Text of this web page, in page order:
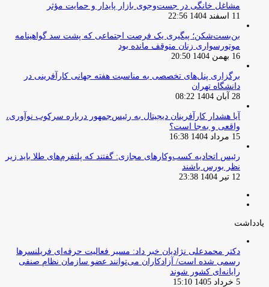
مشاغل خانگی در جست‌وجوی بازار پایدار و حمایت مؤثر
11 اسفند 1404 22:56
بن‌بست‌شکن؛ پیگیری یک فرصت اجتماعی که پشت سد گواهینامه
موتورسواری زنان متوقف مانده بود
16 بهمن 1404 20:50
برگزاری پنل‌های تخصصی به مناسبت هفته جهانی کارآفرینی در
دانشگاه تهران
28 آبان 1404 08:22
آیا هشدار کارآفرینان دیجیتال به رئیس‌جمهور درباره سرکوب نوآوری،
واقعی و به‌جا است؟
15 مرداد 1404 16:38
‏رئیس اتحادیه کسب‌وکارهای مجازی: گفتند که پلتفرم‌های طلا باید زیر
نظر بورس باشند
12 تیر 1404 23:38
یادداشت
دکتر محمدعلی نژادیان خبر داد: مسیر فعالیت حرفه‌ای فریلنسرها
رسمی شده است/ آزادکاران می‌توانند عضو سازمان نظام صنفی
رایانه‌ای کشور شوند
5 خرداد 1405 15:10